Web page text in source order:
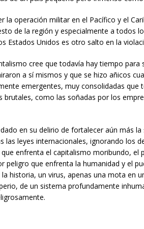
la operación militar en el Pacífico y el
de la región y especialmente a todos
Estados Unidos es otro salto en la
cree que todavía hay tiempo para
a sí mismos y que se hizo añicos
emergentes, muy consolidadas que
brutales, como las soñadas por los
en su delirio de fortalecer aún más
las leyes internacionales, ignorando los
enfrenta el capitalismo moribundo, el
peligro que enfrenta la humanidad y el
historia, un virus, apenas una mota en
de un sistema profundamente